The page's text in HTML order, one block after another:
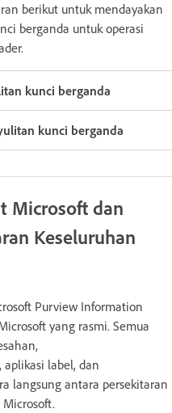
berikut untuk mendayakan
berganda untuk operasi
kunci berganda
kunci berganda
Microsoft dan
Keseluruhan
Purview Information
yang rasmi. Semua
label, dan
langsung antara persekitaran